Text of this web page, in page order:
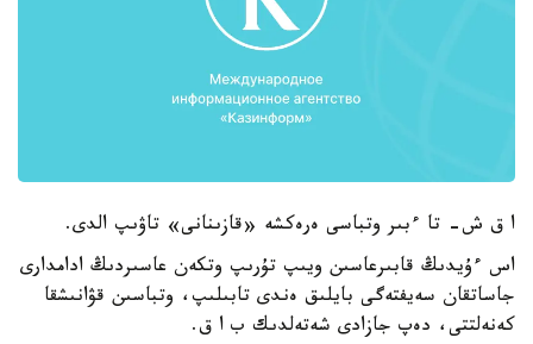
ا ق ش- تا ءبىر وتباسى ەرەكشە «قازىنانى» تاۋىپ الدى.
اس ءۇيدىڭ قابىرعاسىن ويىپ تۇرىپ وتكەن عاسىردىڭ ادامدارى
جاساتقان سەيفتەگى بايلىق ەندى تابىلىپ، وتباسىن قۋانىشقا
كەنەلتتى، دەپ جازادى شەتەلدىك ب ا ق.